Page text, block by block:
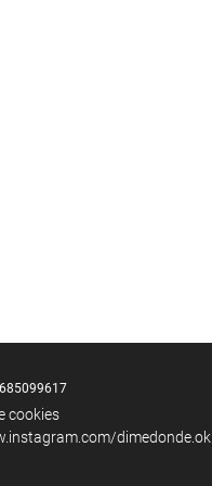
685099617
cookies
dimedonde.ok